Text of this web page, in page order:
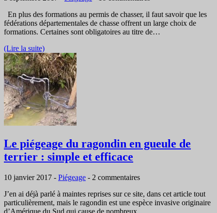
En plus des formations au permis de chasser, il faut savoir que les
fédérations départementales de chasse offrent un large choix de
formations. Certaines sont obligatoires au titre de…
(Lire la suite)
Le piégeage du ragondin en gueule de
terrier : simple et efficace
10 janvier 2017 - Piégeage - 2 commentaires
J’en ai déjà parlé à maintes reprises sur ce site, dans cet article tout
particulièrement, mais le ragondin est une espèce invasive originaire
d’Amérique du Sud qui cause de nombreux…